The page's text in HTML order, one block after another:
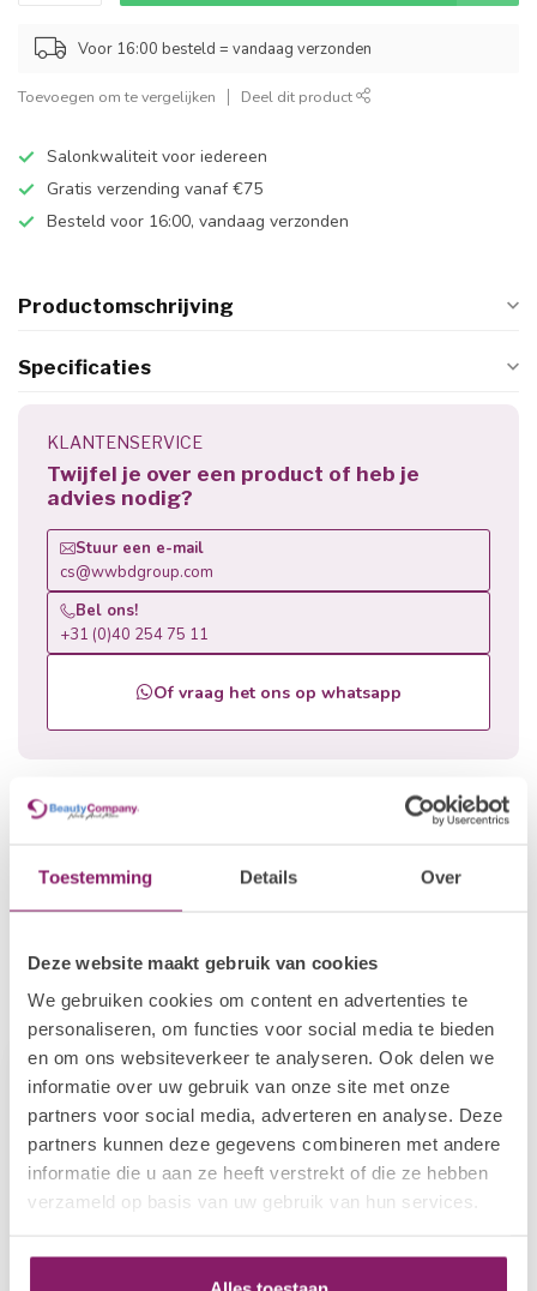
Toestemming Details Over
Deze website maakt gebruik van cookies
We gebruiken cookies om content en advertenties te
personaliseren, om functies voor social media te bieden
en om ons websiteverkeer te analyseren. Ook delen we
informatie over uw gebruik van onze site met onze
partners voor social media, adverteren en analyse. Deze
partners kunnen deze gegevens combineren met andere
informatie die u aan ze heeft verstrekt of die ze hebben
verzameld op basis van uw gebruik van hun services.
Voor 16:00 besteld = vandaag verzonden
Toevoegen om te vergelijken Deel dit product
Salonkwaliteit voor iedereen
Gratis verzending vanaf €75
Besteld voor 16:00, vandaag verzonden
Productomschrijving
Specificaties
KLANTENSERVICE
Twijfel je over een product of heb je
advies nodig?
Stuur een e-mail
cs@wwbdgroup.com
Bel ons!
+31 (0)40 254 75 11
Of vraag het ons op whatsapp
Gerelateerde producten
Penseel Pure Kolinsky 496 KA
€12,34
Recent bekeken